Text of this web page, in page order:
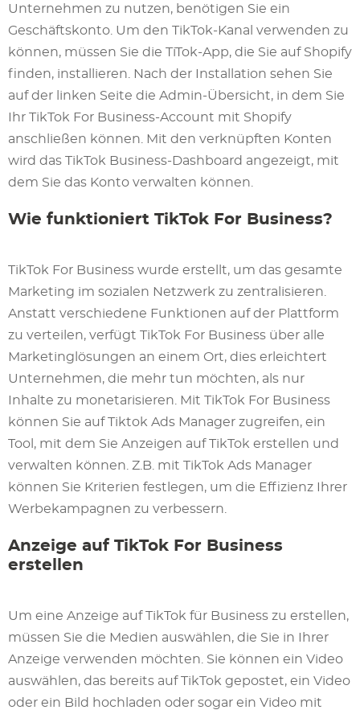
Unternehmen zu nutzen, benötigen Sie ein
Geschäftskonto. Um den TikTok-Kanal verwenden zu
können, müssen Sie die TiTok-App, die Sie auf Shopify
finden, installieren. Nach der Installation sehen Sie
auf der linken Seite die Admin-Übersicht, in dem Sie
Ihr TikTok For Business-Account mit Shopify
anschließen können. Mit den verknüpften Konten
wird das TikTok Business-Dashboard angezeigt, mit
dem Sie das Konto verwalten können.
Wie funktioniert TikTok For Business?
TikTok For Business wurde erstellt, um das gesamte
Marketing im sozialen Netzwerk zu zentralisieren.
Anstatt verschiedene Funktionen auf der Plattform
zu verteilen, verfügt TikTok For Business über alle
Marketinglösungen an einem Ort, dies erleichtert
Unternehmen, die mehr tun möchten, als nur
Inhalte zu monetarisieren. Mit TikTok For Business
können Sie auf Tiktok Ads Manager zugreifen, ein
Tool, mit dem Sie Anzeigen auf TikTok erstellen und
verwalten können. Z.B. mit TikTok Ads Manager
können Sie Kriterien festlegen, um die Effizienz Ihrer
Werbekampagnen zu verbessern.
Anzeige auf TikTok For Business
erstellen
Um eine Anzeige auf TikTok für Business zu erstellen,
müssen Sie die Medien auswählen, die Sie in Ihrer
Anzeige verwenden möchten. Sie können ein Video
auswählen, das bereits auf TikTok gepostet, ein Video
oder ein Bild hochladen oder sogar ein Video mit